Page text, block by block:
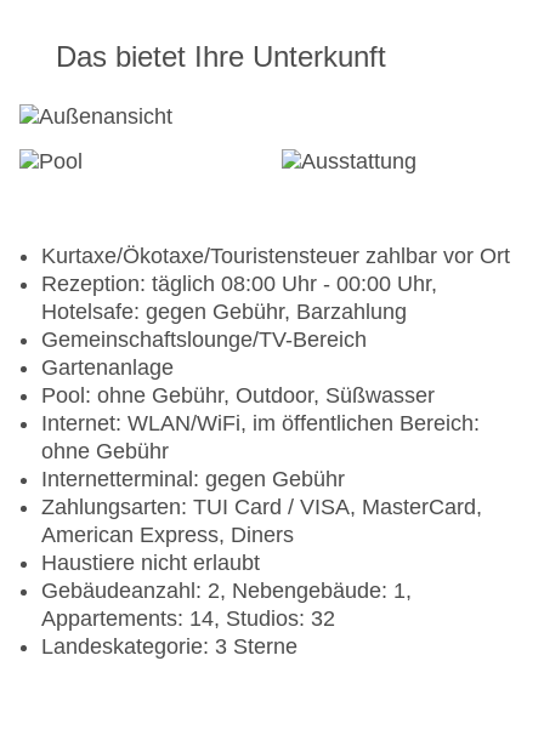
Das bietet Ihre Unterkunft
Kurtaxe/Ökotaxe/Touristensteuer zahlbar vor Ort
Rezeption: täglich 08:00 Uhr - 00:00 Uhr,
Hotelsafe: gegen Gebühr, Barzahlung
Gemeinschaftslounge/TV-Bereich
Gartenanlage
Pool: ohne Gebühr, Outdoor, Süßwasser
Internet: WLAN/WiFi, im öffentlichen Bereich:
ohne Gebühr
Internetterminal: gegen Gebühr
Zahlungsarten: TUI Card / VISA, MasterCard,
American Express, Diners
Haustiere nicht erlaubt
Gebäudeanzahl: 2, Nebengebäude: 1,
Appartements: 14, Studios: 32
Landeskategorie: 3 Sterne